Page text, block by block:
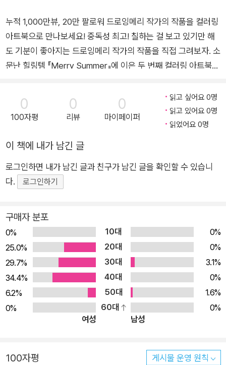
누적 1,000만뷰, 20만 팔로워 드로잉메리 작가의 작품을 컬러링
아트북으로 만나보세요! 중독성 최고! 칠하는 걸 보고 있기만 해
도 기분이 좋아지는 드로잉메리 작가의 작품을 직접 그려보자. 소
문난 힐링템 『Merry Summer』에 이은 두 번째 컬러링 아트북
보며 작가가 실제로 쓰는 용지(220g)에 스케치를 인쇄한 '컬러
링북'에 부드럽게 칠하기만 하면 멋진 그림이 완성된다. 영상 튜
토리얼도 함께 활용해보자. 20만 인스타그래머가 따라 그리고
싶었던 드로잉메리 작가의 아크릴물감 컬러링 아트북 『Merry P
eople』 # 특징1 일반 컬러링북이 아니예요. ‘컬러링 아트북’이라
고 합니다. 평소 좋아하던 작가의 작품을 직접 칠해볼 수 있고, 작
가의 컬러링 노하우까지 알려주는 컬러링 아트북! ‘튜토리얼북’의
칠하기만 하면 됩니다. # 특징2 곰손도, 초보자도 할 수 있는 아
크릴물감 컬러링 아크릴물감은 일반인에게는 낯선 미술재료인데
요. 알고 보면 초보자에게 딱인 재료랍니다. 두세 번씩 덧칠하며
완성할 수 있어서 망칠 걱정 없어요. 게다가 드로잉메리 작가가
아크릴물감 초보를 위한 기초지식, 준비물과 컬러링 기본기는 물
론 모든 작품마다 색 섞는 법, 컬러링하는 방법을 ‘튜토리얼북’에
담았습니다. 엄청 친절하게 설명되어 있어서 그대로 따라 색칠하
기만 하면 돼요. 처음이어도 걱정 마세요! # 특징3 컬러링에 최적
가의 완성 그림과 노하우가 담긴 튜토리얼북은 색이 뒷장에 비치
0
100자평
0
리뷰
0
마이페이퍼
읽고 싶어요 0명
읽고 있어요 0명
읽었어요 0명
이 책에 내가 남긴 글
로그인하면 내가 남긴 글과 친구가 남긴 글을 확인할 수 있습니
다.
로그인하기
구매자 분포
0% 10대
0%
25.0%
20대
0%
29.7%
30대
3.1%
34.4%
40대
0%
6.2%
50대
1.6%
0%
60대
0%
여성
남성
100자평 게시물 운영 원칙